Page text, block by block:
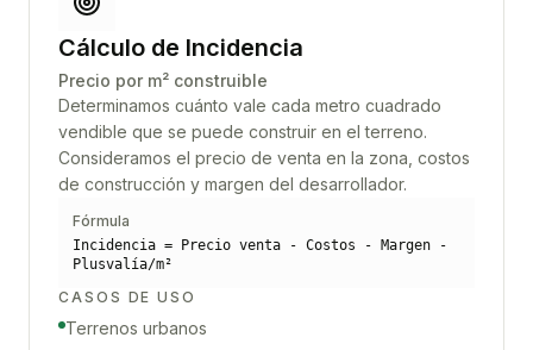
Cálculo de Incidencia
Precio por m² construible
Determinamos cuánto vale cada metro cuadrado
vendible que se puede construir en el terreno.
Consideramos el precio de venta en la zona, costos
de construcción y margen del desarrollador.
Fórmula
Incidencia = Precio venta - Costos - Margen -
Plusvalía/m²
CASOS DE USO
Terrenos urbanos